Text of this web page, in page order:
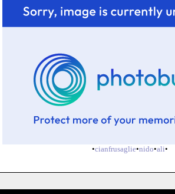
•cianfrusaglie•nido•ali•